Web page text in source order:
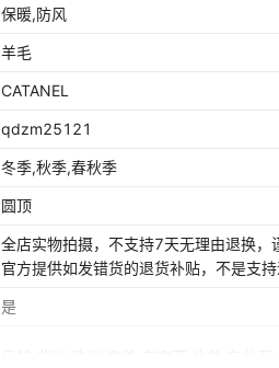
保暖,防风
羊毛
CATANEL
qdzm25121
冬季,秋季,春秋季
圆顶
全店实物拍摄，不支持7天无理由退换
官方提供如发错货的退货补贴，不是支
是